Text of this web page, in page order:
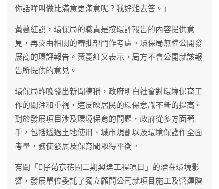
你話咩叫做比滿意更滿意呢？我好難去答。」
黃蔓紅說，環保局的職責是按環評報告的內容提供意
見，再交由相關的審批部門作考慮。環保局無權公開發
展商的環評報告。黃蔓紅又表示，局方不會公開就該報
告所提供的意見。
環保局昨晚發出新聞稿稱，政府明白社會對環境保育工
作的關注和重視，這反映居民的環保意識不斷的提高。
對於發展項目涉及環境保育的問題，政府從多方面著
手，包括透過土地使用、城市規劃以及環境保護作全面
考量，務使發展及保育間取得平衡。
有關「仔葡京花園二期興建工程項目」的潛在環境影
響，發展單位委託了獨立顧問公司就項目施工及營運階